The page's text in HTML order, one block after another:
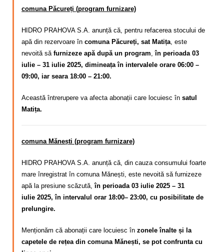
comuna Păcureți (program furnizare)
HIDRO PRAHOVA S.A. anunță că, pentru refacerea stocului de
apă din rezervoare în comuna Păcureți, sat Matița, este
nevoită să furnizeze apă după un program,în perioada 03
iulie – 31 iulie 2025, dimineața în intervalele orare 06:00 –
09:00, iar seara 18:00 – 21:00.
Această întrerupere va afecta abonații care locuiesc în satul
Matița.
comuna Mănești (program furnizare)
HIDRO PRAHOVA S.A. anunță că, din cauza consumului foarte
mare înregistrat în comuna Mănești, este nevoită să furnizeze
apă la presiune scăzută, în perioada 03 iulie 2025 – 31
iulie 2025, în intervalul orar 18:00– 23:00, cu posibilitate de
prelungire.
Menționăm că abonații care locuiesc în zonele înalte și la
capetele de rețea din comuna Mănești, se pot confrunta cu